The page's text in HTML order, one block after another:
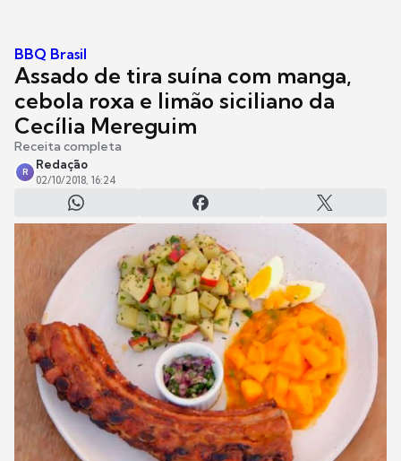
BBQ Brasil
Assado de tira suína com manga,
cebola roxa e limão siciliano da
Cecília Mereguim
Receita completa
R
Redação
02/10/2018, 16:24